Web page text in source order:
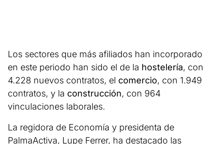
Los sectores que más afiliados han incorporado
en este periodo han sido el de la hostelería, con
4.228 nuevos contratos, el comercio, con 1.949
contratos, y la construcción, con 964
vinculaciones laborales.
La regidora de Economía y presidenta de
PalmaActiva, Lupe Ferrer, ha destacado las